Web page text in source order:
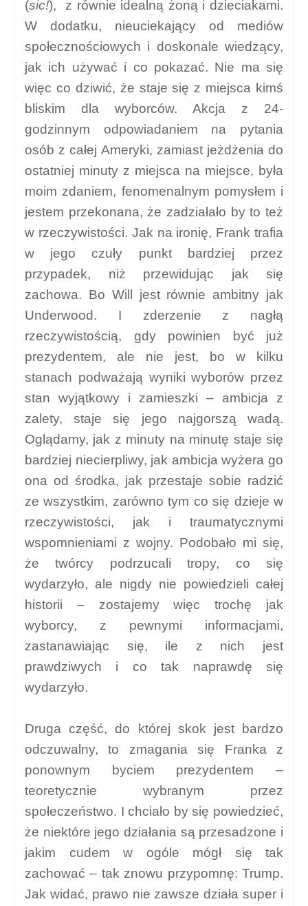
(sic!), z równie idealną żoną i dzieciakami.
W dodatku, nieuciekający od mediów
społecznościowych i doskonale wiedzący,
jak ich używać i co pokazać. Nie ma się
więc co dziwić, że staje się z miejsca kimś
bliskim dla wyborców. Akcja z 24-
godzinnym odpowiadaniem na pytania
osób z całej Ameryki, zamiast jeżdżenia do
ostatniej minuty z miejsca na miejsce, była
moim zdaniem, fenomenalnym pomysłem i
jestem przekonana, że zadziałało by to też
w rzeczywistości. Jak na ironię, Frank trafia
w jego czuły punkt bardziej przez
przypadek, niż przewidując jak się
zachowa. Bo Will jest równie ambitny jak
Underwood. I zderzenie z nagłą
rzeczywistością, gdy powinien być już
prezydentem, ale nie jest, bo w kilku
stanach podważają wyniki wyborów przez
stan wyjątkowy i zamieszki – ambicja z
zalety, staje się jego najgorszą wadą.
Oglądamy, jak z minuty na minutę staje się
bardziej niecierpliwy, jak ambicja wyżera go
ona od środka, jak przestaje sobie radzić
ze wszystkim, zarówno tym co się dzieje w
rzeczywistości, jak i traumatycznymi
wspomnieniami z wojny. Podobało mi się,
że twórcy podrzucali tropy, co się
wydarzyło, ale nigdy nie powiedzieli całej
historii – zostajemy więc trochę jak
wyborcy, z pewnymi informacjami,
zastanawiając się, ile z nich jest
prawdziwych i co tak naprawdę się
wydarzyło.
Druga część, do której skok jest bardzo
odczuwalny, to zmagania się Franka z
ponownym byciem prezydentem –
teoretycznie wybranym przez
społeczeństwo. I chciało by się powiedzieć,
że niektóre jego działania są przesadzone i
jakim cudem w ogóle mógł się tak
zachować – tak znowu przypomnę: Trump.
Jak widać, prawo nie zawsze działa super i